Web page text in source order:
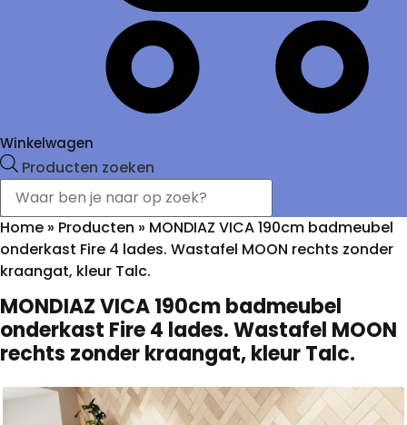
Winkelwagen
Producten zoeken
Home » Producten » MONDIAZ VICA 190cm badmeubel
onderkast Fire 4 lades. Wastafel MOON rechts zonder
kraangat, kleur Talc.
MONDIAZ VICA 190cm badmeubel
onderkast Fire 4 lades. Wastafel MOON
rechts zonder kraangat, kleur Talc.